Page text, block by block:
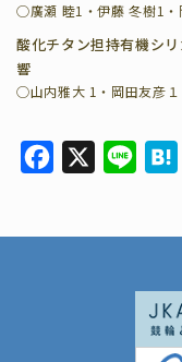
◯廣瀬 睦1・伊藤 冬樹1・
酸化チタン担持有機シ
響
◯山内雅大 1・岡田友彦１